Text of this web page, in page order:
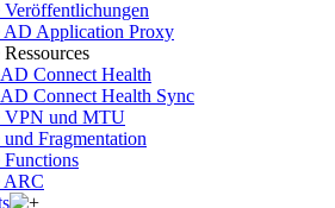
Veröffentlichungen
AD Application Proxy
Connect Health
Connect Health Sync
VPN und MTU
Fragmentation
Functions
ARC